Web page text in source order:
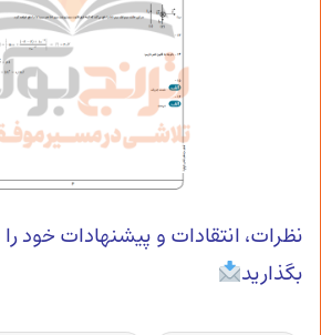
نظرات، انتقادات و پیشنهادات خود را
بگذارید